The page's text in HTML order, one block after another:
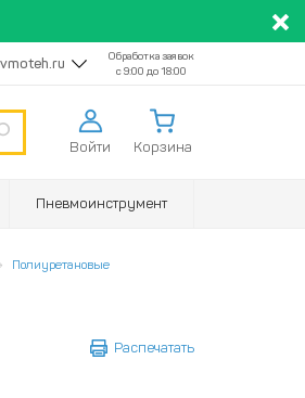
Обработка заявок
с 9:00 до 18:00
Войти Корзина
Пневмоинструмент
Полиуретановые
Распечатать